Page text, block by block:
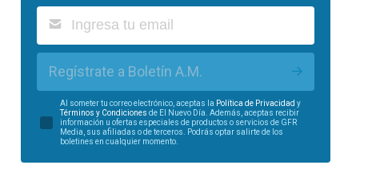
Regístrate a Boletín A.M.
Al someter tu correo electrónico, aceptas la Política de Privacidad y
Términos y Condiciones de El Nuevo Día. Además, aceptas recibir
información u ofertas especiales de productos o servicios de GFR
Media, sus afiliadas o de terceros. Podrás optar salirte de los
boletines en cualquier momento.